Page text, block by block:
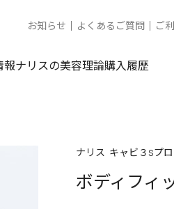
お知らせ よくあるご質問 ご
報ナリスの美容理論購入履歴
ナリス キャビ３Sプロ
ボディフィ